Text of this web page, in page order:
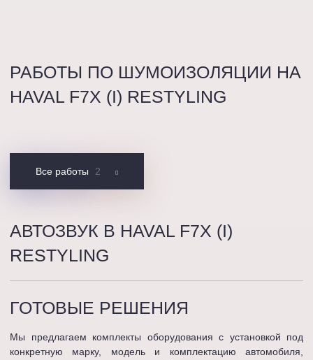
РАБОТЫ ПО ШУМОИЗОЛЯЦИИ НА
HAVAL F7X (I) RESTYLING
Все работы 2
АВТОЗВУК В HAVAL F7X (I)
RESTYLING
ГОТОВЫЕ РЕШЕНИЯ
Мы предлагаем комплекты оборудования с установкой под
конкретную марку, модель и комплектацию автомобиля,